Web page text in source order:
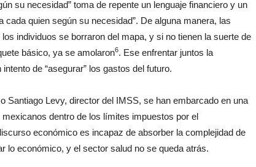
su necesidad” toma de repente un lenguaje financiero y un
cada quien según su necesidad”. De alguna manera, las
individuos se borraron del mapa, y si no tienen la suerte de
básico, ya se amolaron6. Ese enfrentar juntos la
de “asegurar” los gastos del futuro.
Santiago Levy, director del IMSS, se han embarcado en una
dentro de los límites impuestos por el
económico es incapaz de absorber la complejidad de
lo económico, y el sector salud no se queda atrás.